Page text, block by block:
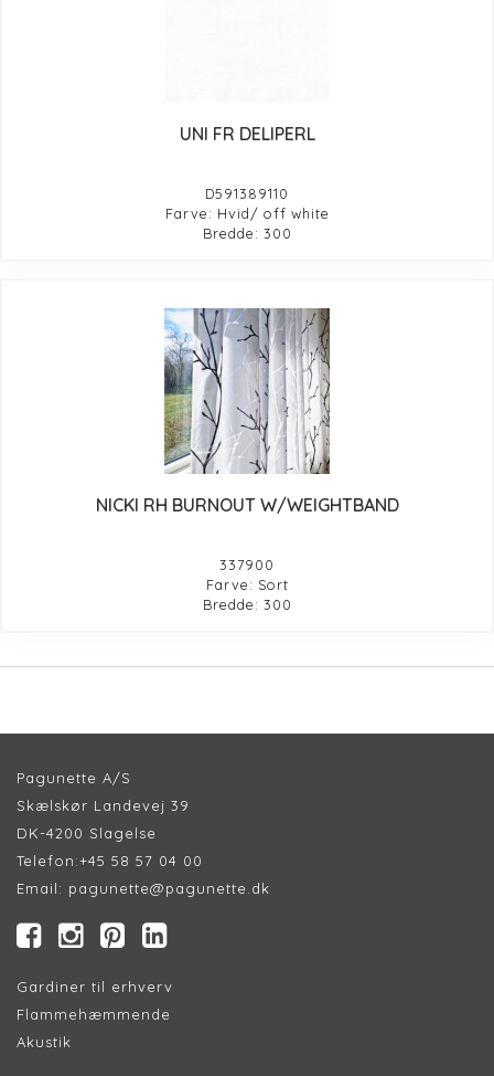
UNI FR DELIPERL
D591389110
Farve: Hvid/ off white
Bredde: 300
NICKI RH BURNOUT W/WEIGHTBAND
337900
Farve: Sort
Bredde: 300
Pagunette A/S
Skælskør Landevej 39
DK-4200 Slagelse
Telefon:+45 58 57 04 00
Email: pagunette@pagunette.dk
Gardiner til erhverv
Flammehæmmende
Akustik